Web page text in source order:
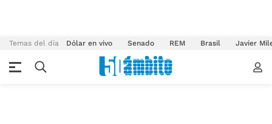
Temas del día Dólar en vivo Senado REM Brasil Javier